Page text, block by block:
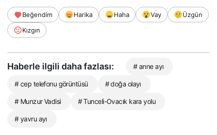
Beğendim Harika Haha Vay
Üzgün
Kızgın
Haberle ilgili daha fazlası: # anne ayı
# cep telefonu görüntüsü # doğa olayı
# Munzur Vadisi # Tunceli-Ovacık kara yolu
# yavru ayı